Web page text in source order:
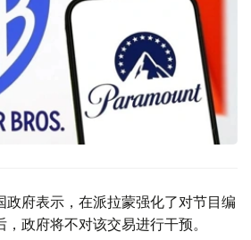
政府表示，在派拉蒙强化了对节目编
政府将不对该交易进行干预。